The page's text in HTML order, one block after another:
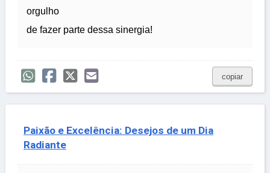
orgulho
de fazer parte dessa sinergia!
copiar
Paixão e Excelência: Desejos de um Dia
Radiante